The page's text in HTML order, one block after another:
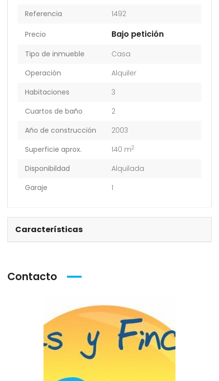
Referencia 1492
Precio Bajo petición
Tipo de inmueble
Casa
Operación
Alquiler
Habitaciones
3
Cuartos de baño
2
Año de construcción
2003
Superficie aprox.
140 m2
Disponibildad
Alquilada
Garaje
1
Características
Contacto